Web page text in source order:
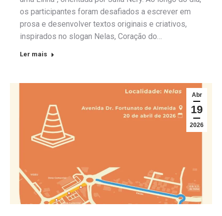
os participantes foram desafiados a escrever em
prosa e desenvolver textos originais e criativos,
inspirados no slogan Nelas, Coração do…
Ler mais
Abr
19
2026